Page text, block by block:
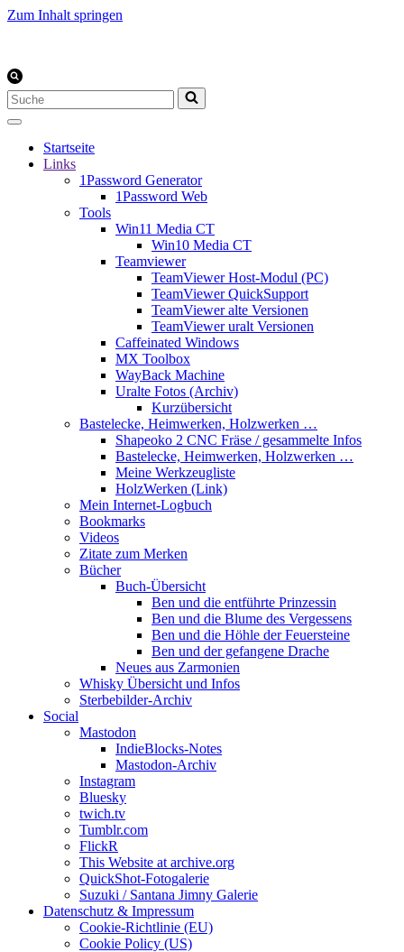
Zum Inhalt springen
Suchen
nach …
Startseite
Links
1Password Generator
1Password Web
Tools
Win11 Media CT
Win10 Media CT
Teamviewer
TeamViewer Host-Modul (PC)
TeamViewer QuickSupport
TeamViewer alte Versionen
TeamViewer uralt Versionen
Caffeinated Windows
MX Toolbox
WayBack Machine
Uralte Fotos (Archiv)
Kurzübersicht
Bastelecke, Heimwerken, Holzwerken …
Shapeoko 2 CNC Fräse / gesammelte Infos
Bastelecke, Heimwerken, Holzwerken …
Meine Werkzeugliste
HolzWerken (Link)
Mein Internet-Logbuch
Bookmarks
Videos
Zitate zum Merken
Bücher
Buch-Übersicht
Ben und die entführte Prinzessin
Ben und die Blume des Vergessens
Ben und die Höhle der Feuersteine
Ben und der gefangene Drache
Neues aus Zarmonien
Whisky Übersicht und Infos
Sterbebilder-Archiv
Social
Mastodon
IndieBlocks-Notes
Mastodon-Archiv
Instagram
Bluesky
twich.tv
Tumblr.com
FlickR
This Website at archive.org
QuickShot-Fotogalerie
Suzuki / Santana Jimny Galerie
Datenschutz & Impressum
Cookie-Richtlinie (EU)
Cookie Policy (US)